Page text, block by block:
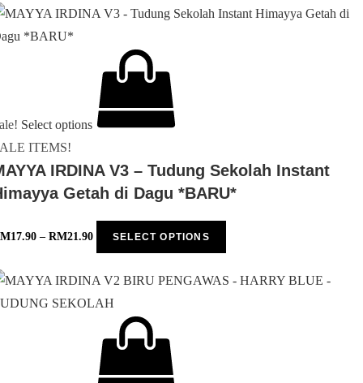
Select options
ITEMS!
IRDINA V3 – Tudung Sekolah Instant
Getah di Dagu *BARU*
17.90 – RM21.90 SELECT OPTIONS